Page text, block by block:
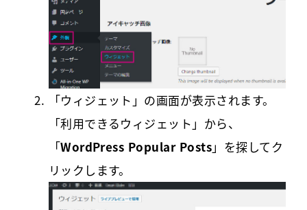
「ウィジェット」の画面が表示されます。
「利用できるウィジェット」から、
「WordPress Popular Posts」を探してク
リックします。